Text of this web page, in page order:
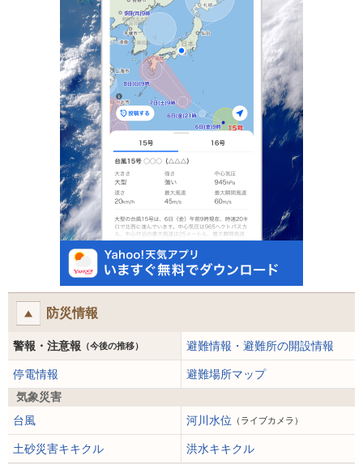
防災情報
警報・注意報 （今後の推移） 避難情報・避難所の開設情報
停電情報
避難場所マップ
気象災害
台風
河川水位 （ライブカメラ）
土砂災害キキクル
洪水キキクル